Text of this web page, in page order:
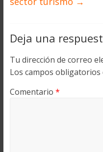
Deja una
Tu dirección de correo
Los campos obligatorios
Comentario *